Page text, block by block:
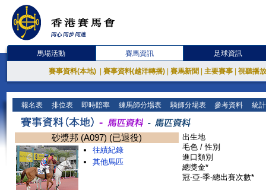
馬場活動 賽馬資訊 足球資訊
賽事資料(本地) 賽事資料(越洋轉播) 賽馬新聞 主要賽事 視聽播
報名表 排位表 即時賠率 練馬師分場表 騎師分場表 參考資料 統
砂漿邦 (A097) (已退役)
往績紀錄
其他馬匹
出生地
毛色 / 性別
進口類別
總獎金*
冠-亞-季-總出賽次數*